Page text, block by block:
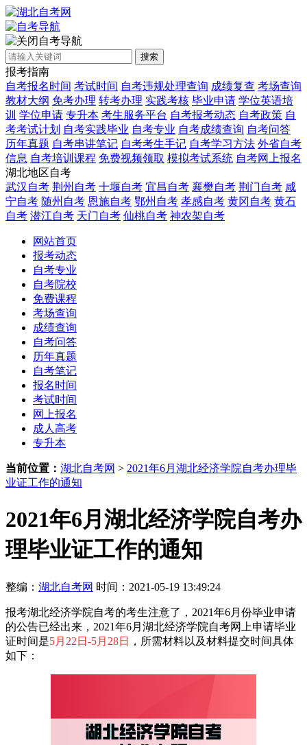
自考导航
搜索
报考指南
自考报名时间 考试时间 自考违规处理查询 成绩复查 考场查询
教材大纲 免考办理 转考办理 实践考核 毕业申请 学位英语培
训 学位申请 专升本 考生服务平台 自考报考动态 自考政策 自
考考试计划 自考实践毕业 自考专业 自考成绩查询 自考问答
历年真题 自考串讲笔记 自考考生手记 自考学习方法 外省自考
信息 自考培训课程 免费视频领取 模拟考试系统 自考网上报名
湖北地区自考
武汉自考 荆州自考 十堰自考 宜昌自考 襄樊自考 荆门自考 咸
宁自考 随州自考 恩施自考 鄂州自考 孝感自考 黄冈自考 黄石
自考 潜江自考 天门自考 仙桃自考 神农架自考
网站首页
报考动态
自考专业
自考院校
免费课程
考场查询
成绩查询
自考问答
历年真题
自考笔记
报名时间
考试时间
网上报名
成人高考
专升本
当前位置： 湖北自考网 > 2021年6月湖北经济学院自考办理毕
业证工作的通知
2021年6月湖北经济学院自考办
理毕业证工作的通知
整编： 湖北自考网 时间：2021-05-19 13:49:24
报考湖北经济学院自考的考生注意了，2021年6月份毕业申请
的公告已经出来，2021年6月湖北经济学院自考网上申请毕业
证时间是5月22日-5月28日
，所需材料以及材料提交时间具体
如下：